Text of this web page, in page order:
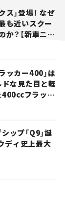
ス」登場！ なぜ
も近いスクー
か？【新車ニュ
ッカー400」は
な見た目と軽
フラット
】
ップ「Q9」誕
ディ史上最大